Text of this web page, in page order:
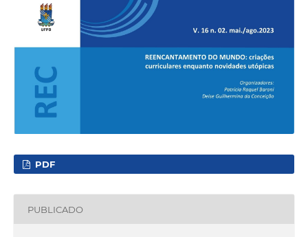
PDF
PUBLICADO